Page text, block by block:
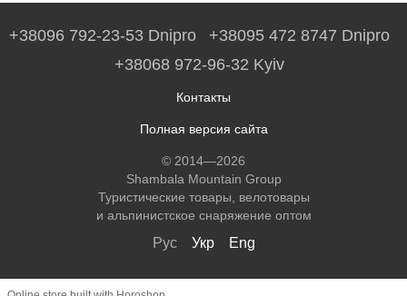
+38096 792-23-53 Dnipro
+38095 472 8747 Dnipro
+38068 972-96-32 Kyiv
Контакты
Полная версия сайта
© 2014—2026
Shambala Mountain Group
Туристические товары, велотовары
и альпинистское снаряжение оптом
Рус Укр Eng